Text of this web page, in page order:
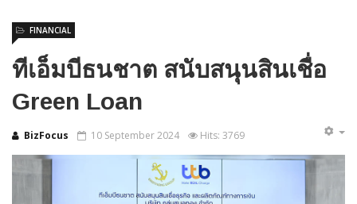
ทีเอ็มบีธนชาต สนับสนุนสินเชื่อ
Green Loan
BizFocus
FINANCIAL
10 September 2024 Hits: 3769